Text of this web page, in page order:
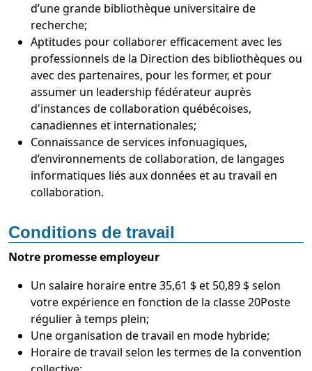
d’une grande bibliothèque universitaire de
recherche;
Aptitudes pour collaborer efficacement avec les
professionnels de la Direction des bibliothèques ou
avec des partenaires, pour les former, et pour
assumer un leadership fédérateur auprès
d'instances de collaboration québécoises,
canadiennes et internationales;
Connaissance de services infonuagiques,
d’environnements de collaboration, de langages
informatiques liés aux données et au travail en
collaboration.
Conditions de travail
Notre promesse employeur
Un salaire horaire entre 35,61 $ et 50,89 $ selon
votre expérience en fonction de la classe 20Poste
régulier à temps plein;
Une organisation de travail en mode hybride;
Horaire de travail selon les termes de la convention